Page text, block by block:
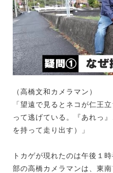
（高橋文和カメラマン）
「望遠で見るとネコが仁王
って逃げている。『あれっ
を持って走り出す）」
トカゲが現れたのは午後１
部の高橋カメラマンは、東